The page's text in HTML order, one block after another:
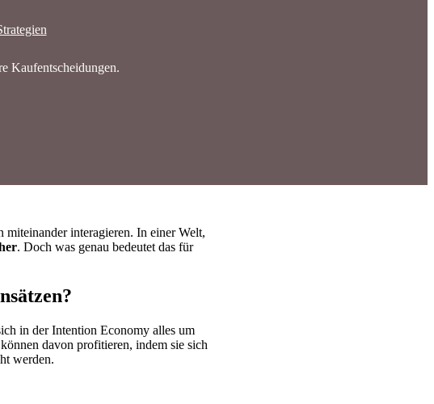
Kaufentscheidungen.
interagieren. In einer Welt,
. Doch was genau bedeutet das für
in der Intention Economy alles um
davon profitieren, indem sie sich
werden.